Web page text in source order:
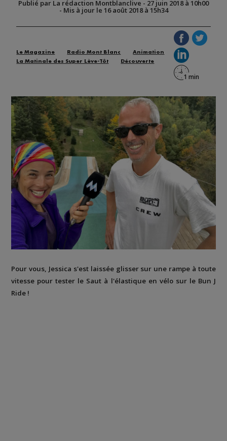
Publié par La rédaction Montblanclive - 27 juin 2018 à 10h00
- Mis à jour le 16 août 2018 à 15h34
Le Magazine Radio Mont Blanc
Animation
La Matinale des Super Lève-Tôt
Découverte
Pour vous, Jessica s'est laissée glisser sur une rampe à toute
vitesse pour tester le Saut à l'élastique en vélo sur le Bun J
Ride !